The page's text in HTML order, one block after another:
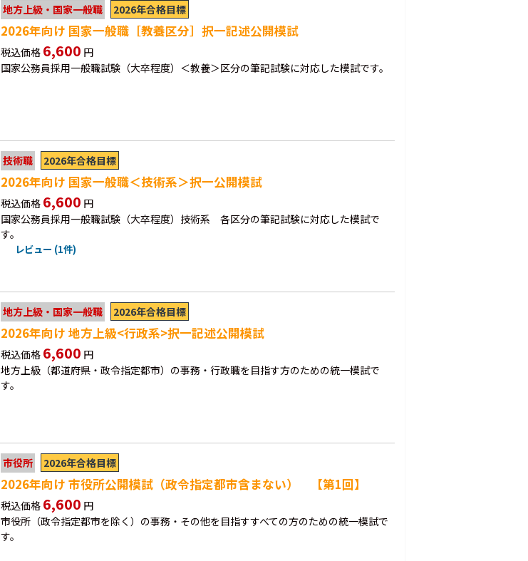
地方上級・国家一般職 2026年合格目標
2026年向け 国家一般職［教養区分］択一記述公開模試
税込価格 6,600 円
国家公務員採用一般職試験（大卒程度）＜教養＞区分の筆記試験に対応した模試です。
技術職 2026年合格目標
2026年向け 国家一般職＜技術系＞択一公開模試
税込価格 6,600 円
国家公務員採用一般職試験（大卒程度）技術系 各区分の筆記試験に対応した模試で
す。
レビュー (1件)
地方上級・国家一般職 2026年合格目標
2026年向け 地方上級<行政系>択一記述公開模試
税込価格 6,600 円
地方上級（都道府県・政令指定都市）の事務・行政職を目指す方のための統一模試で
す。
市役所 2026年合格目標
2026年向け 市役所公開模試（政令指定都市含まない） 【第1回】
税込価格 6,600 円
市役所（政令指定都市を除く）の事務・その他を目指すすべての方のための統一模試で
す。